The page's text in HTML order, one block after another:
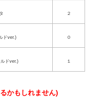
２
ドver.) ０
ドver.) １
かもしれません)